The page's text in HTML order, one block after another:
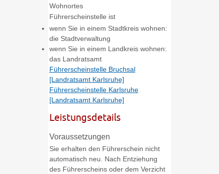
Wohnortes
Führerscheinstelle ist
wenn Sie in einem Stadtkreis wohnen:
die Stadtverwaltung
wenn Sie in einem Landkreis wohnen:
das Landratsamt
Führerscheinstelle Bruchsal
[Landratsamt Karlsruhe]
Führerscheinstelle Karlsruhe
[Landratsamt Karlsruhe]
Leistungsdetails
Voraussetzungen
Sie erhalten den Führerschein nicht
automatisch neu. Nach Entziehung
des Führerscheins oder dem Verzicht